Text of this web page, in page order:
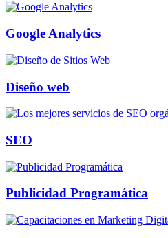
Google Analytics
Diseño web
SEO
Publicidad Programática